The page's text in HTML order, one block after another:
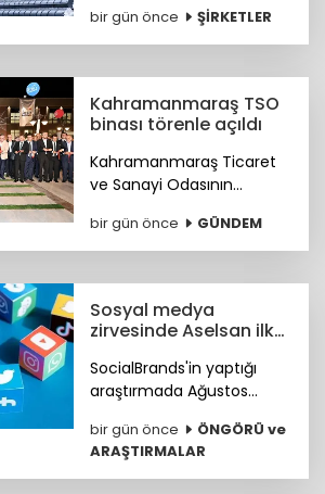
mesajıyla 62 yıllık köklü
sanayi mirasını ve küresel
bir gün önce ŞİRKETLER
Kahramanmaraş TSO
binası törenle açıldı
Kahramanmaraş Ticaret
ve Sanayi Odasının
depremlerinin ardından
yeniden inşa edilen yeni
törenle hizmete açıldı.
bir gün önce GÜNDEM
Sosyal medya
zirvesinde Aselsan ilk
SocialBrands'in yaptığı
araştırmada Ağustos
üçü Aselsan, MKE ve tabii
oldu.
bir gün önce
ÖNGÖRÜ ve
ARAŞTIRMALAR